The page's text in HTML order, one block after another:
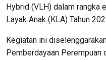
Hybrid (VLH) dalam rangka
Layak Anak (KLA) Tahun
Kegiatan ini
Pemberdayaan Perempuan